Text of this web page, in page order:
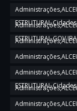
ESTRUTURAL,Cidades
ESTRUTURAL,GOV